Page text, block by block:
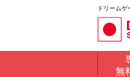
ドリーム
無